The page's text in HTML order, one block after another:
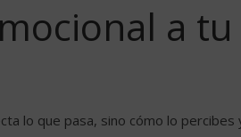
a tu
lo que pasa, sino cómo lo percibes